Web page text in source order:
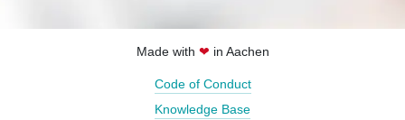
Made with ❤ in Aachen
Code of Conduct
Knowledge Base